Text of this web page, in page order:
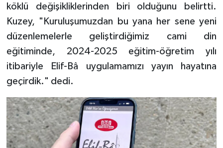
köklü değişikliklerinden biri olduğunu belirtti.
Kuzey, "Kuruluşumuzdan bu yana her sene yeni
düzenlemelerle geliştirdiğimiz cami din
eğitiminde, 2024-2025 eğitim-öğretim yılı
itibariyle Elif-Bâ uygulamamızı yayın hayatına
geçirdik." dedi.
Çankırı Müftülüğü
Denizli Müftülüğü
Diyarbakır Müftülüğü
Düzce Müftülüğü
Edirne Müftülüğü
Bilim, Teknoloji
Diyanet TV
İhtida Haberleri
YAŞAM